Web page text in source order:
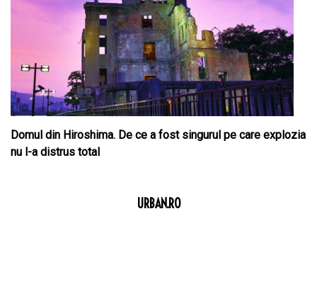
Domul din Hiroshima. De ce a fost singurul pe care explozia
nu l-a distrus total
URBAN.RO